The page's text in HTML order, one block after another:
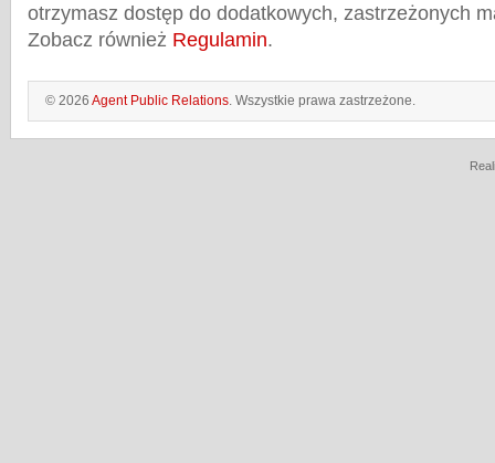
otrzymasz dostęp do dodatkowych, zastrzeżonych
Zobacz również Regulamin.
© 2026 Agent Public Relations. Wszystkie prawa zastrzeżone.